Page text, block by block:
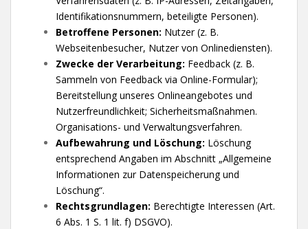
Identifikationsnummern, beteiligte Personen).
Betroffene Personen: Nutzer (z. B.
Webseitenbesucher, Nutzer von Onlinediensten).
Zwecke der Verarbeitung: Feedback (z. B.
Sammeln von Feedback via Online-Formular);
Bereitstellung unseres Onlineangebotes und
Nutzerfreundlichkeit; Sicherheitsmaßnahmen.
Organisations- und Verwaltungsverfahren.
Aufbewahrung und Löschung: Löschung
entsprechend Angaben im Abschnitt „Allgemeine
Informationen zur Datenspeicherung und
Löschung“.
Rechtsgrundlagen: Berechtigte Interessen (Art.
6 Abs. 1 S. 1 lit. f) DSGVO).